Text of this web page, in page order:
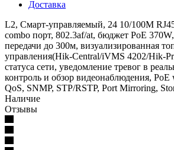
Доставка
L2, Смарт-управляемый, 24 10/100M
combo порт, 802.3af/at, бюджет PoE
передачи до 300м, визуализированная
управления(Hik-Central/iVMS 4202/Hik-
статуса сети, уведомление тревог в
контроль и обзор видеонаблюдения,
QoS, SNMP, STP/RSTP, Port Mirroring,
Наличие
Отзывы